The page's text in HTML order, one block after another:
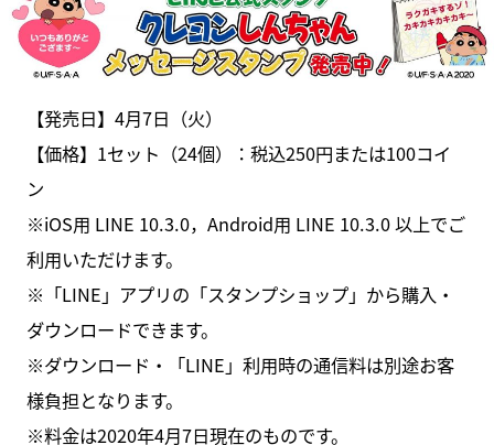
【発売日】4月7日（火）
【価格】1セット（24個）：税込250円または100コイ
ン
※iOS用 LINE 10.3.0，Android用 LINE 10.3.0 以上でご
利用いただけます。
※「LINE」アプリの「スタンプショップ」から購入・
ダウンロードできます。
※ダウンロード・「LINE」利用時の通信料は別途お客
様負担となります。
※料金は2020年4月7日現在のものです。